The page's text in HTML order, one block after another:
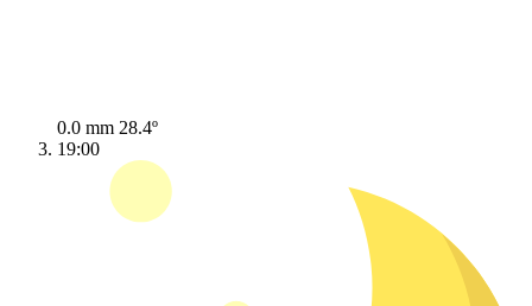
0.0 mm 28.4º
19:00